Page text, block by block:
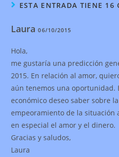
ESTA ENTRADA TIENE 16
Laura06/10/2015
Hola,
me gustaría una predicción
2015. En relación al amor,
aún tenemos una oportunidad.
económico deseo saber sobre
empeoramiento de la situación
en especial el amor y el dinero.
Gracias y saludos,
Laura